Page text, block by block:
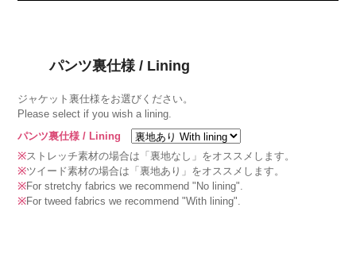
パンツ裏仕様 / Lining
ジャケット裏仕様をお選びください。
Please select if you wish a lining.
パンツ裏仕様 / Lining
※ストレッチ素材の場合は「裏地なし」をオススメします。
※ツイード素材の場合は「裏地あり」をオススメします。
※For stretchy fabrics we recommend "No lining".
※For tweed fabrics we recommend "With lining".